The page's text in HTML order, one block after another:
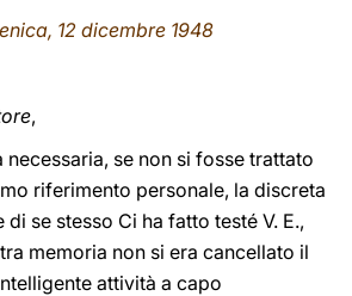
12 dicembre 1948
,
necessaria, se non si fosse trattato
riferimento personale, la discreta
se stesso Ci ha fatto testé V. E.,
memoria non si era cancellato il
attività a capo